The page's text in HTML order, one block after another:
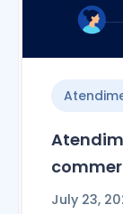
July 23,